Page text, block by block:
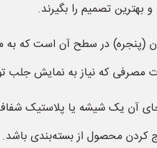
بهترین تصمیم را بگیرند.
شدن (پنجره) در سطح آن است
مصرفی که نیاز به نمایش جلب
آن یک شیشه یا پلاستیک
کردن محصول از بسته‌بندی باشد.